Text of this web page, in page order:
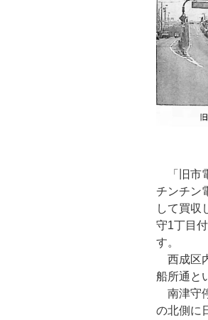
「旧市
チンチン
して買収
守1丁目
す。
西成区
船所通と
南津守
の北側に